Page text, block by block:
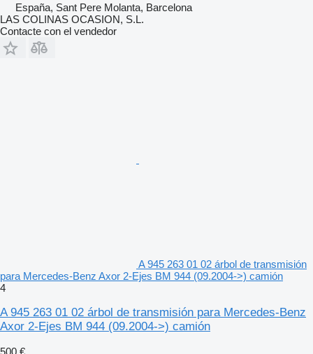
España, Sant Pere Molanta, Barcelona
LAS COLINAS OCASION, S.L.
Contacte con el vendedor
A 945 263 01 02 árbol de transmisión
para Mercedes-Benz Axor 2-Ejes BM 944 (09.2004->) camión
4
A 945 263 01 02 árbol de transmisión para Mercedes-Benz
Axor 2-Ejes BM 944 (09.2004->) camión
500 €